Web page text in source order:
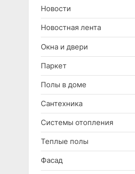
Новости
Новостная лента
Окна и двери
Паркет
Полы в доме
Сантехника
Системы отопления
Теплые полы
Фасад